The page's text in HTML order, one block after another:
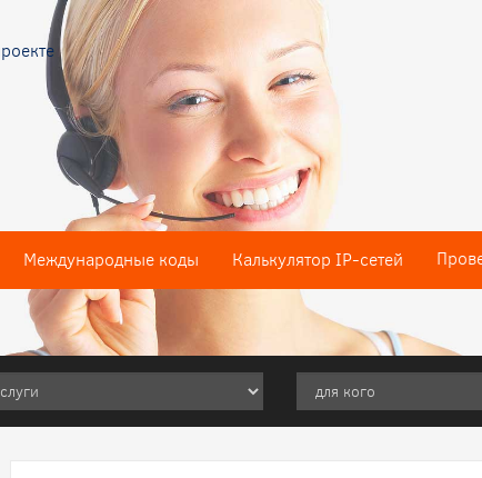
Международные коды Калькулятор IP-сетей